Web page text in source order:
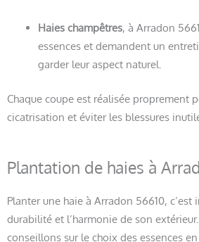
Haies champêtres, à Arradon
essences et demandent un
garder leur aspect naturel.
Chaque coupe est réalisée proprement
cicatrisation et éviter les blessures
Plantation de haies à
Planter une haie à Arradon 56610, c’est
durabilité et l’harmonie de son
conseillons sur le choix des essences